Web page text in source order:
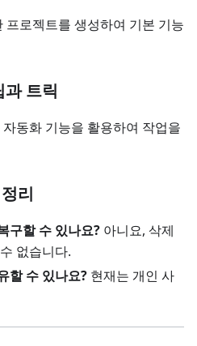
프로젝트를 생성하여 기본 기능
트릭
동화 기능을 활용하여 작업을
리
구할 수 있나요? 아니요, 삭제
없습니다.
할 수 있나요? 현재는 개인 사